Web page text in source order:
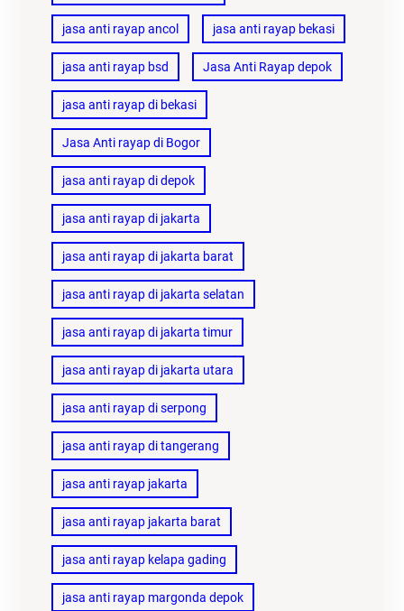
jasa anti rayap ancol jasa anti rayap bekasi
jasa anti rayap bsd Jasa Anti Rayap depok
jasa anti rayap di bekasi
Jasa Anti rayap di Bogor
jasa anti rayap di depok
jasa anti rayap di jakarta
jasa anti rayap di jakarta barat
jasa anti rayap di jakarta selatan
jasa anti rayap di jakarta timur
jasa anti rayap di jakarta utara
jasa anti rayap di serpong
jasa anti rayap di tangerang
jasa anti rayap jakarta
jasa anti rayap jakarta barat
jasa anti rayap kelapa gading
jasa anti rayap margonda depok